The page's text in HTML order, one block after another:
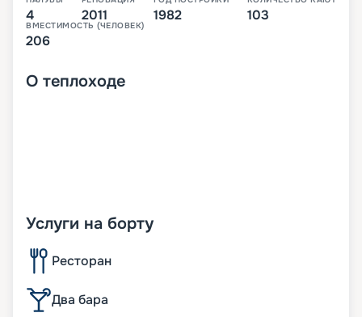
4 2011 1982 103
ВМЕСТИМОСТЬ (ЧЕЛОВЕК)
206
О теплоходе
Услуги на борту
Ресторан
Два бара